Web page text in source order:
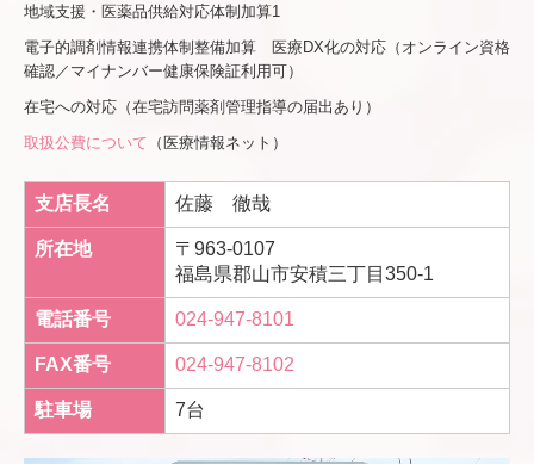
地域支援・医薬品供給対応体制加算1
電子的調剤情報連携体制整備加算 医療DX化の対応（オンライン資格
確認／マイナンバー健康保険証利用可）
在宅への対応（在宅訪問薬剤管理指導の届出あり）
取扱公費について （医療情報ネット）
支店長名 佐藤 徹哉
所在地
〒963-0107
福島県郡山市安積三丁目350-1
電話番号 024-947-8101
FAX番号 024-947-8102
駐車場 7台